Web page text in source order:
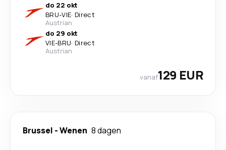
do 22 okt
BRU-VIE· Direct
Austrian
do 29 okt
VIE-BRU· Direct
Austrian
vanaf129 EUR
Brussel -Wenen 8 dagen